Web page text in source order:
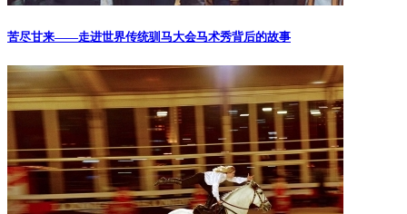
苦尽甘来——走进世界传统驯马大会马术秀背后的故事